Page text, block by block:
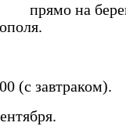
прямо на
(с завтраком).